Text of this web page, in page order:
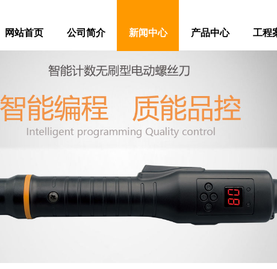
网站首页 公司简介 新闻中心 产品中心 工程